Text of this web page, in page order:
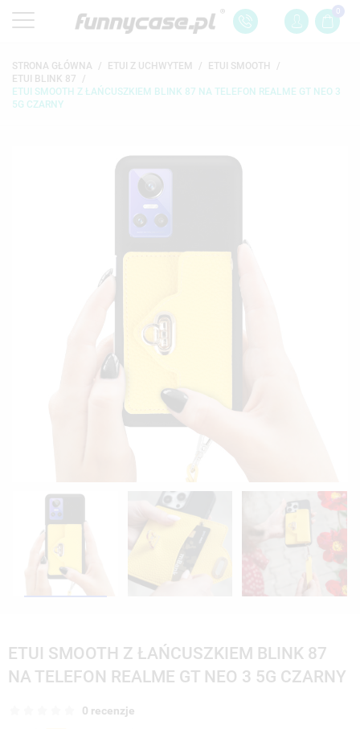
0
STRONA GŁÓWNA ETUI Z UCHWYTEM
ETUI SMOOTH
ETUI BLINK 87
ETUI SMOOTH Z ŁAŃCUSZKIEM BLINK 87 NA TELEFON REALME GT NEO 3
5G CZARNY
ETUI SMOOTH Z ŁAŃCUSZKIEM BLINK 87
NA TELEFON REALME GT NEO 3 5G CZARNY
0 recenzje